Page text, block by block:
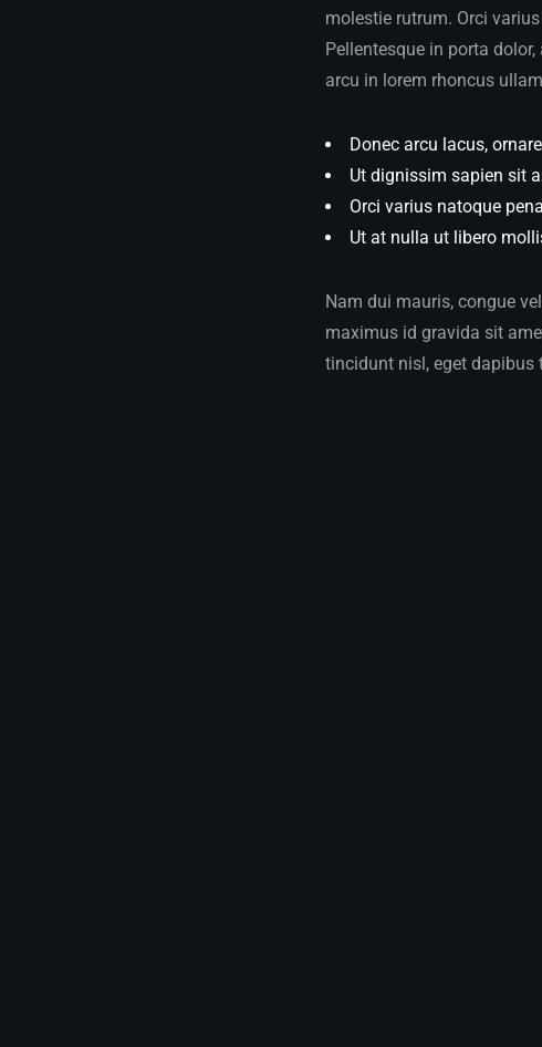
molestie rutrum. Orci
Pellentesque in porta
arcu in lorem rhoncus
Donec arcu lacus,
Ut dignissim sapien sit
Orci varius natoque
Ut at nulla ut libero
Nam dui mauris, congue
maximus id gravida sit
tincidunt nisl, eget dapibus